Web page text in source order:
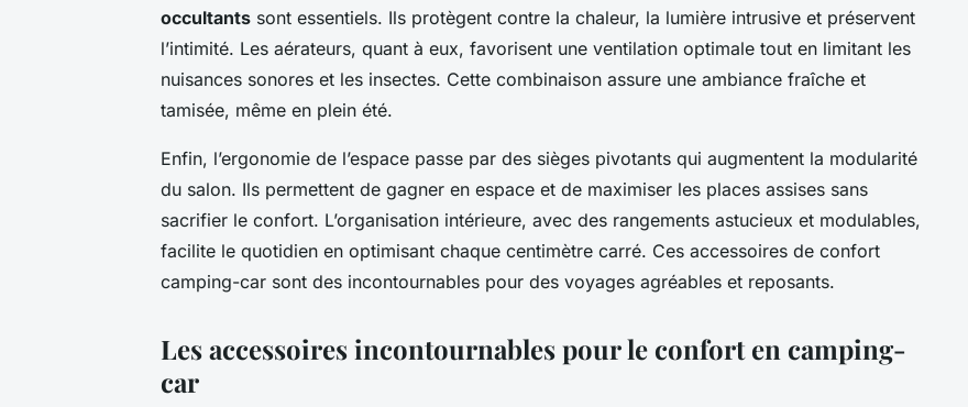
occultants sont essentiels. Ils protègent contre la chaleur, la lumière intrusive et préservent
l’intimité. Les aérateurs, quant à eux, favorisent une ventilation optimale tout en limitant les
nuisances sonores et les insectes. Cette combinaison assure une ambiance fraîche et
tamisée, même en plein été.
Enfin, l’ergonomie de l’espace passe par des sièges pivotants qui augmentent la modularité
du salon. Ils permettent de gagner en espace et de maximiser les places assises sans
sacrifier le confort. L’organisation intérieure, avec des rangements astucieux et modulables,
facilite le quotidien en optimisant chaque centimètre carré. Ces accessoires de confort
camping-car sont des incontournables pour des voyages agréables et reposants.
Les accessoires incontournables pour le confort en camping-
car